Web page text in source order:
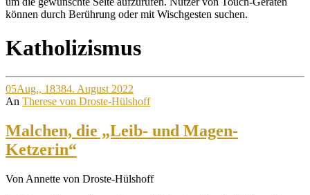
können durch Berührung oder mit Wischgesten suchen.
Site
Overlay
Katholizismus
05Aug., 18384. August 2022
An Therese von Droste-Hülshoff
Malchen, die „Leib- und Magen-
Ketzerin“
Von Annette von Droste-Hülshoff